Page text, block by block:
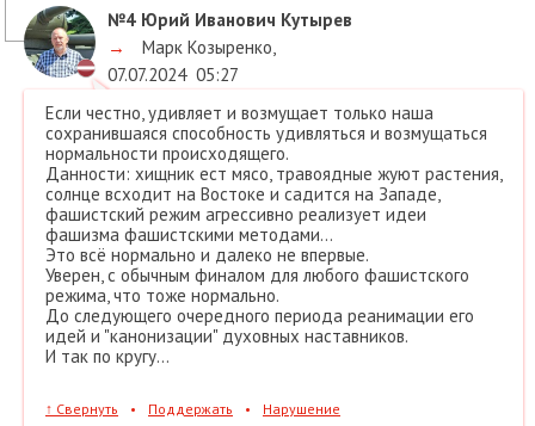
№4 Юрий Иванович Кутырев
→
Марк Козыренко,
07.07.2024 05:27
Если честно, удивляет и возмущает только наша
сохранившаяся способность удивляться и возмущаться
нормальности происходящего.
Данности: хищник ест мясо, травоядные жуют растения,
солнце всходит на Востоке и садится на Западе,
фашистский режим агрессивно реализует идеи
фашизма фашистскими методами...
Это всё нормально и далеко не впервые.
Уверен, с обычным финалом для любого фашистского
режима, что тоже нормально.
До следующего очередного периода реанимации его
идей и "канонизации" духовных наставников.
И так по кругу...
↑ Свернуть • Поддержать • Нарушение